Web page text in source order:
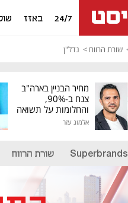
24/7 באזז
שורת הרווח נדל"ן
מחיר הבניין בארה"ב
צנח ב-90%,
והחלומות על תשואה
גבוהה התנפצו
אלמוג עזר
Superbrands שורת הרווח